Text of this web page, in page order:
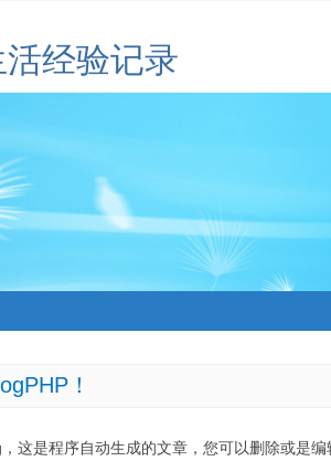
经验记录
！
这是程序自动生成的文章，您可以删除或是编